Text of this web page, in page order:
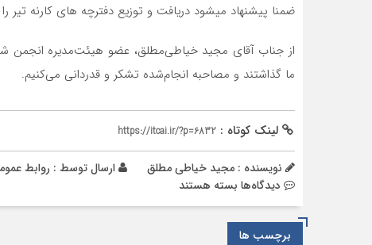
ضمنا پیشنهاد میشود دریافت و توزیع دفترچه های کارنه تیر
از جناب آقای مجید خیاطی‌مطلق، عضو هیئت‌مدیره انجمن
ما گذاشتند و مصاحبه انجام‌شده تشکر و قدردانی می‌کنیم.
لینک کوتاه : https://itcai.ir/?p=6832
نویسنده : مجید خیاطی مطلق ارسال توسط : روابط
دیدگاه‌ها برای
یک‌جانبه‌گری
اتاق
بسته هستند
برچسب ها